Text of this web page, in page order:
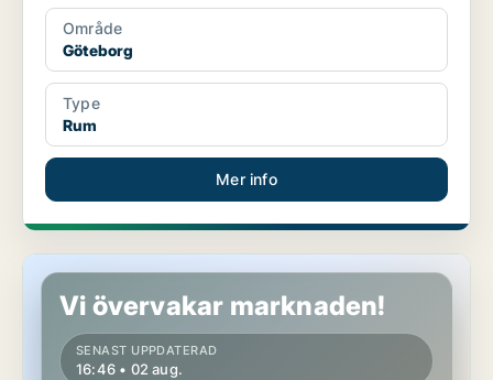
Område
Göteborg
Type
Rum
Mer info
Rum i Göteborg
Vi övervakar marknaden!
SENAST UPPDATERAD
16:46 • 02 aug.